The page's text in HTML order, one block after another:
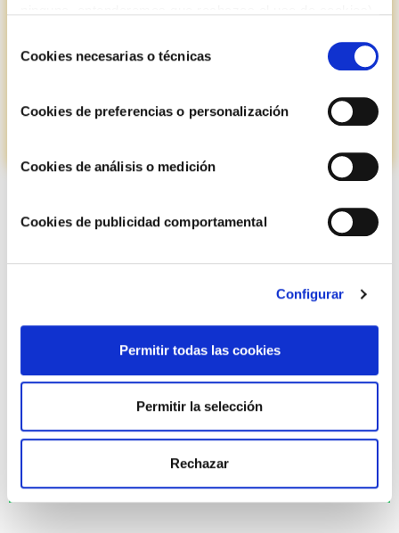
COOKIES.
deCookies necesarias o técnicas
Cookies de preferencias o personalización
Cookies de análisis o medición
Cookies de publicidad comportamental
Configurar
Permitir todas las cookies
Permitir la selección
Rechazar
¡Importante!: Guarda una foto de tu
ticket de compra
para validar tu
COMPARTIR